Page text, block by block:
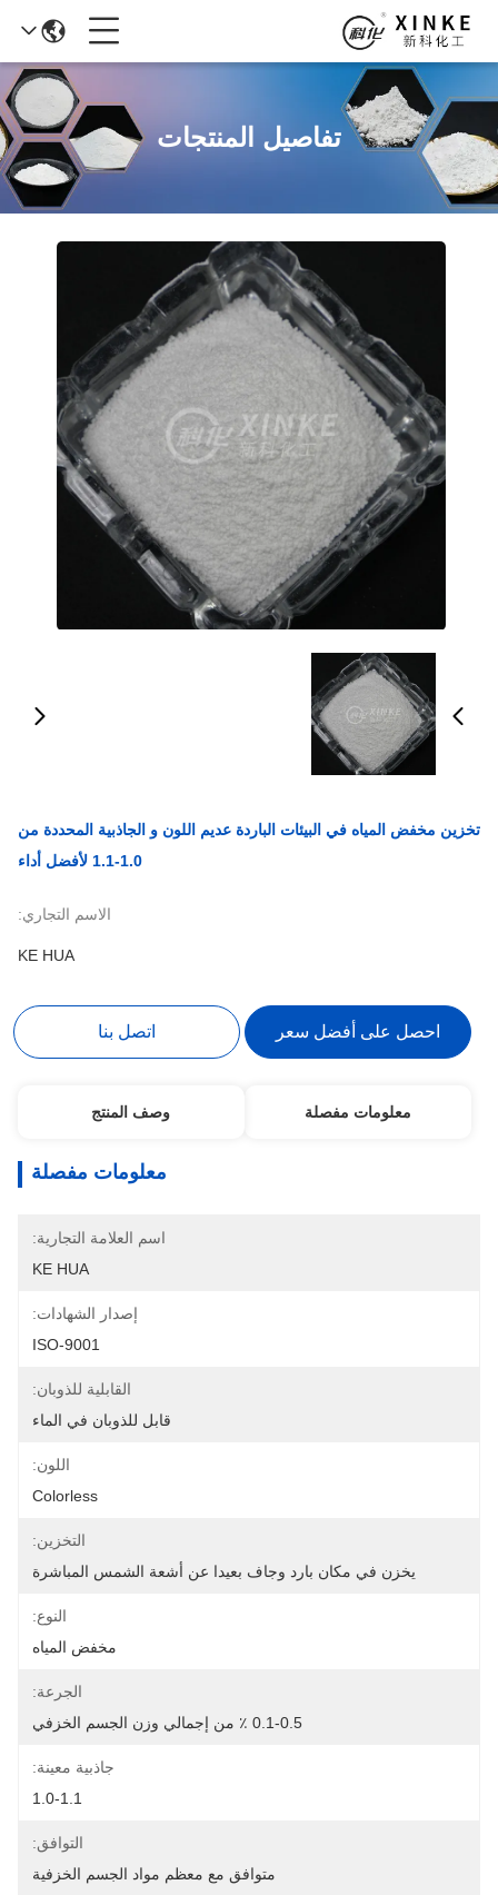
تفاصيل المنتجات
تخزين مخفض المياه في البيئات الباردة عديم اللون و الجاذبية المحددة من
1.0-1.1 لأفضل أداء
الاسم التجاري:
KE HUA
احصل على أفضل سعر اتصل بنا
معلومات مفصلة وصف المنتج
معلومات مفصلة
اسم العلامة التجارية:
KE HUA
إصدار الشهادات:
ISO-9001
القابلية للذوبان:
قابل للذوبان في الماء
اللون:
Colorless
التخزين:
يخزن في مكان بارد وجاف بعيدا عن أشعة الشمس المباشرة
النوع:
مخفض المياه
الجرعة:
0.1-0.5 ٪ من إجمالي وزن الجسم الخزفي
جاذبية معينة:
1.0-1.1
التوافق:
متوافق مع معظم مواد الجسم الخزفية